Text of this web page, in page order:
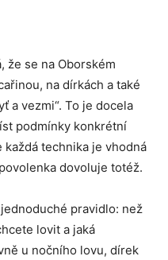
že se na Oborském
na dírkách a také
a vezmi“. To je docela
podmínky konkrétní
technika je vhodná
dovoluje totéž.
pravidlo: než
lovit a jaká
u nočního lovu, dírek